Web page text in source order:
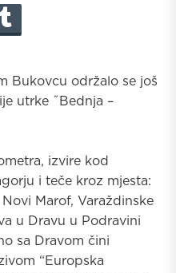
Bukovcu održalo se još
utrke ˝Bednja –
izvire kod
i teče kroz mjesta:
Marof, Varaždinske
u Dravu u Podravini
sa Dravom čini
“Europska